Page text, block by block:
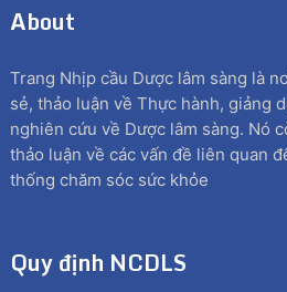
About
Trang Nhịp cầu Dược lâm sàng là
sẻ, thảo luận về Thực hành, giảng
nghiên cứu về Dược lâm sàng. Nó
thảo luận về các vấn đề liên quan
thống chăm sóc sức khỏe
Quy định NCDLS